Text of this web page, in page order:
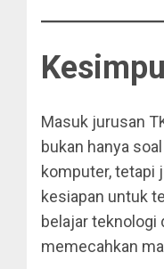
Masuk jurusan
bukan hanya
komputer, tetapi
kesiapan untuk
belajar teknologi
memecahkan